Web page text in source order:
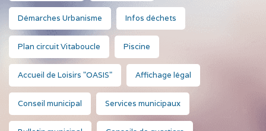
Démarches Urbanisme Infos déchets
Plan circuit Vitaboucle Piscine
Accueil de Loisirs "OASIS" Affichage légal
Conseil municipal Services municipaux